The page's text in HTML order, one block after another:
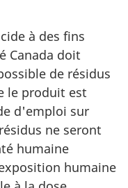
à des fins
Canada doit
de résidus
le produit est
d'emploi sur
ne seront
humaine
humaine